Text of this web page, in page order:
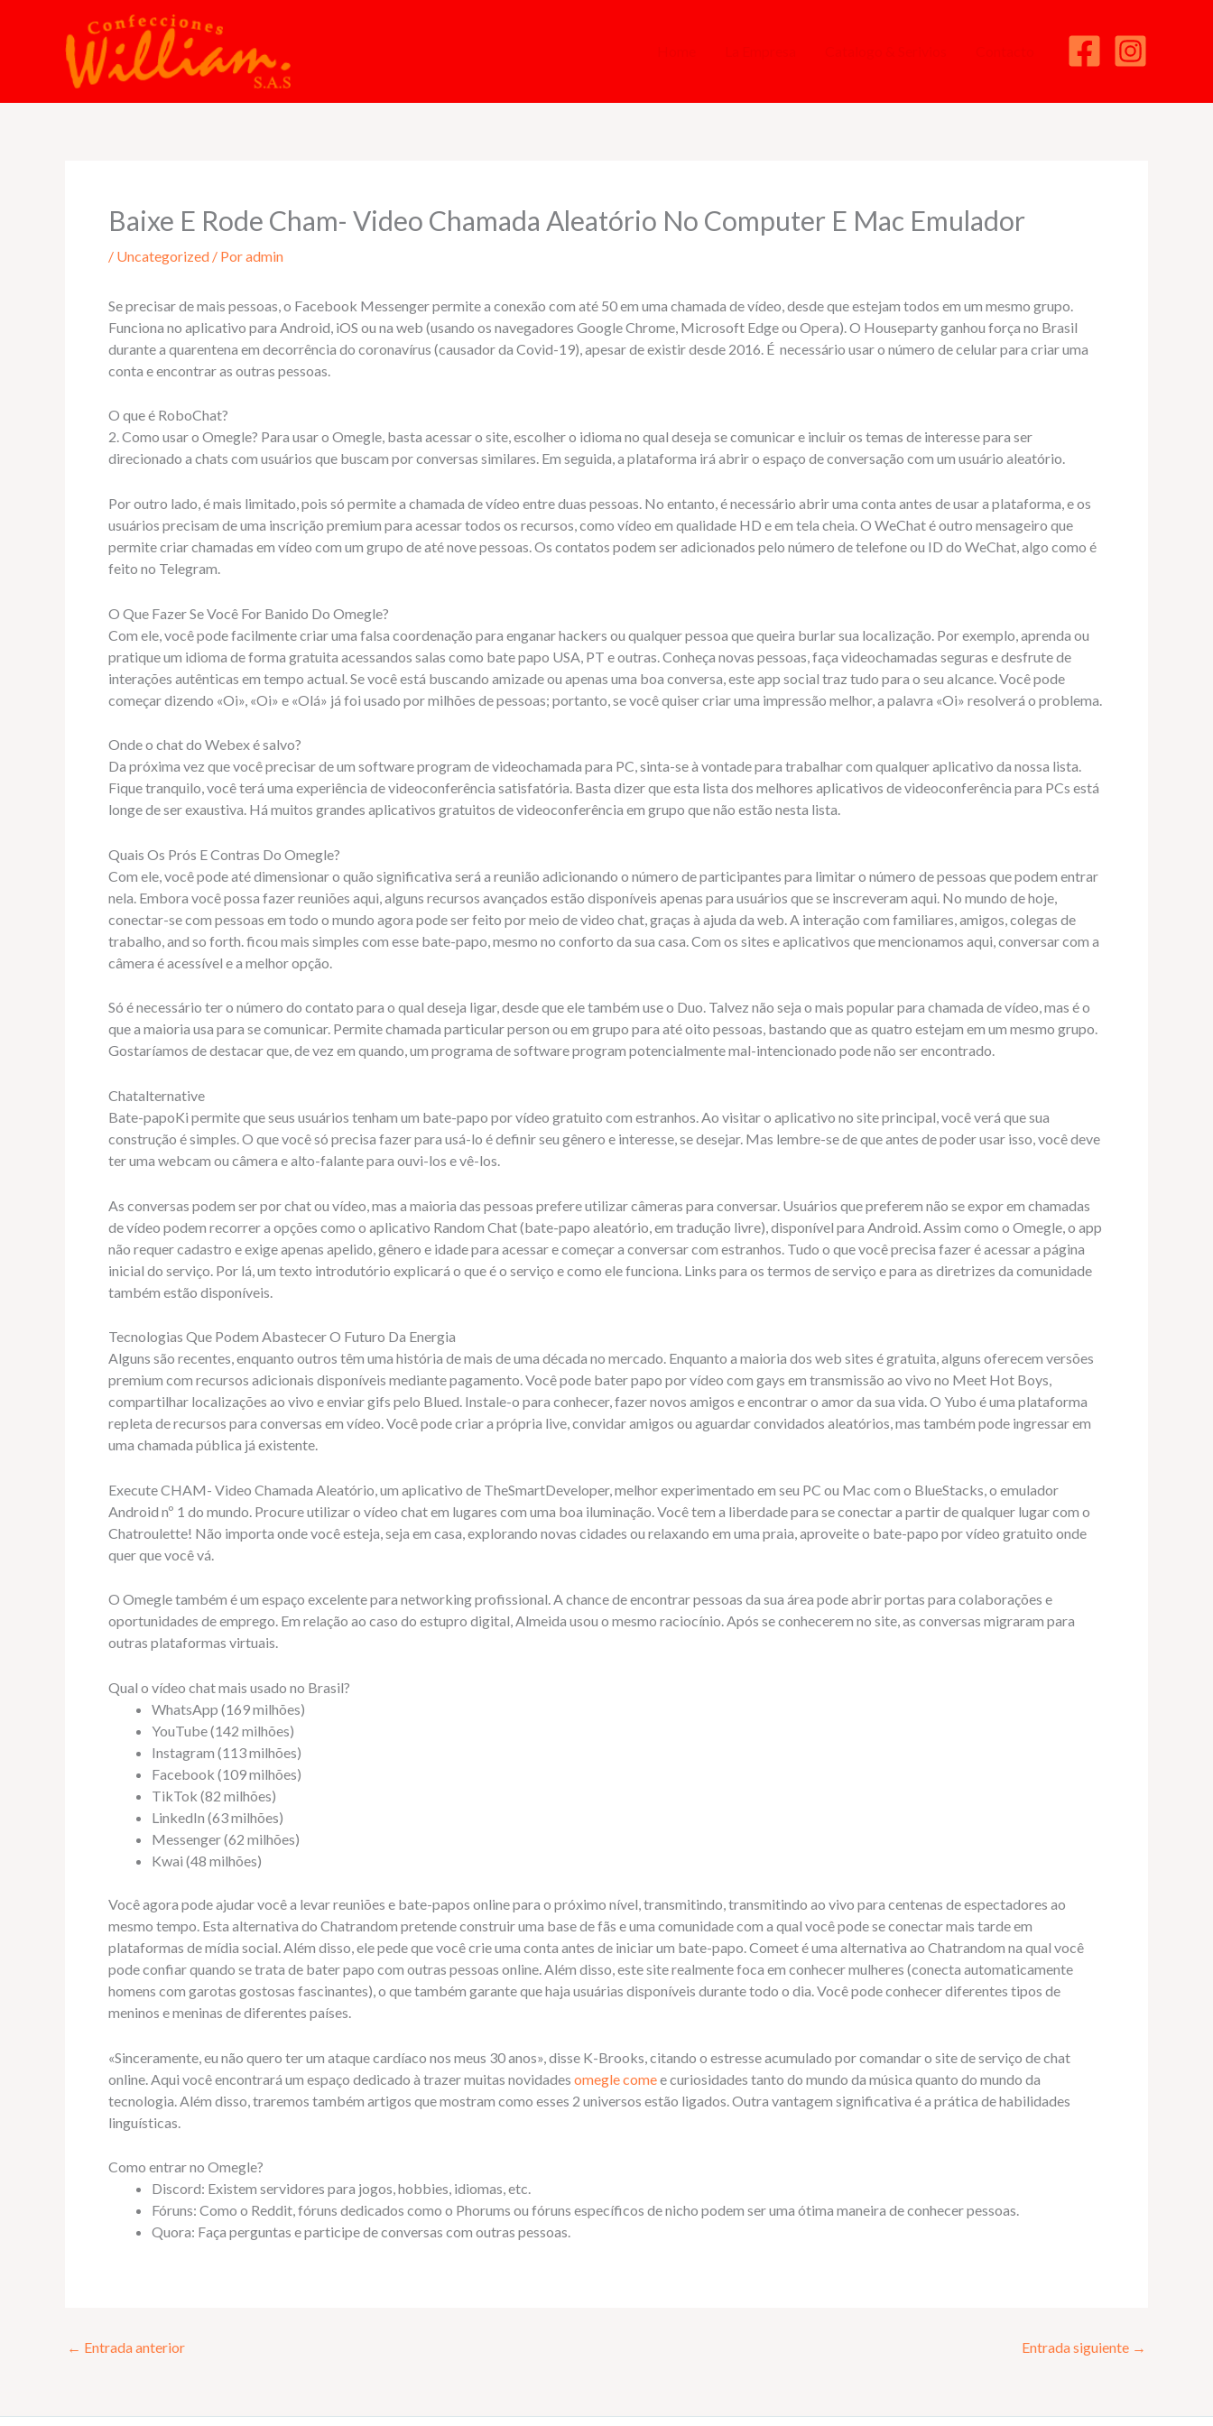
Baixe E Rode Cham- Video Chamada Aleatório No Computer E Mac Emulador
/ Uncategorized / Poradmin
Se precisar de mais pessoas, o Facebook Messenger permite a conexão com até 50 em uma chamada de vídeo, desde que estejam todos em um mesmo grupo.
Funciona no aplicativo para Android, iOS ou na web (usando os navegadores Google Chrome, Microsoft Edge ou Opera). O Houseparty ganhou força no Brasil
durante a quarentena em decorrência do coronavírus (causador da Covid-19), apesar de existir desde 2016. É necessário usar o número de celular para criar uma
conta e encontrar as outras pessoas.
O que é RoboChat?
2. Como usar o Omegle? Para usar o Omegle, basta acessar o site, escolher o idioma no qual deseja se comunicar e incluir os temas de interesse para ser
direcionado a chats com usuários que buscam por conversas similares. Em seguida, a plataforma irá abrir o espaço de conversação com um usuário aleatório.
Por outro lado, é mais limitado, pois só permite a chamada de vídeo entre duas pessoas. No entanto, é necessário abrir uma conta antes de usar a plataforma, e os
usuários precisam de uma inscrição premium para acessar todos os recursos, como vídeo em qualidade HD e em tela cheia. O WeChat é outro mensageiro que
permite criar chamadas em vídeo com um grupo de até nove pessoas. Os contatos podem ser adicionados pelo número de telefone ou ID do WeChat, algo como é
feito no Telegram.
O Que Fazer Se Você For Banido Do Omegle?
Com ele, você pode facilmente criar uma falsa coordenação para enganar hackers ou qualquer pessoa que queira burlar sua localização. Por exemplo, aprenda ou
pratique um idioma de forma gratuita acessandos salas como bate papo USA, PT e outras. Conheça novas pessoas, faça videochamadas seguras e desfrute de
interações autênticas em tempo actual. Se você está buscando amizade ou apenas uma boa conversa, este app social traz tudo para o seu alcance. Você pode
começar dizendo «Oi», «Oi» e «Olá» já foi usado por milhões de pessoas; portanto, se você quiser criar uma impressão melhor, a palavra «Oi» resolverá o problema.
Onde o chat do Webex é salvo?
Da próxima vez que você precisar de um software program de videochamada para PC, sinta-se à vontade para trabalhar com qualquer aplicativo da nossa lista.
Fique tranquilo, você terá uma experiência de videoconferência satisfatória. Basta dizer que esta lista dos melhores aplicativos de videoconferência para PCs está
longe de ser exaustiva. Há muitos grandes aplicativos gratuitos de videoconferência em grupo que não estão nesta lista.
Quais Os Prós E Contras Do Omegle?
Com ele, você pode até dimensionar o quão significativa será a reunião adicionando o número de participantes para limitar o número de pessoas que podem entrar
nela. Embora você possa fazer reuniões aqui, alguns recursos avançados estão disponíveis apenas para usuários que se inscreveram aqui. No mundo de hoje,
conectar-se com pessoas em todo o mundo agora pode ser feito por meio de video chat, graças à ajuda da web. A interação com familiares, amigos, colegas de
trabalho, and so forth. ficou mais simples com esse bate-papo, mesmo no conforto da sua casa. Com os sites e aplicativos que mencionamos aqui, conversar com a
câmera é acessível e a melhor opção.
Só é necessário ter o número do contato para o qual deseja ligar, desde que ele também use o Duo. Talvez não seja o mais popular para chamada de vídeo, mas é o
que a maioria usa para se comunicar. Permite chamada particular person ou em grupo para até oito pessoas, bastando que as quatro estejam em um mesmo grupo.
Gostaríamos de destacar que, de vez em quando, um programa de software program potencialmente mal-intencionado pode não ser encontrado.
Chatalternative
Bate-papoKi permite que seus usuários tenham um bate-papo por vídeo gratuito com estranhos. Ao visitar o aplicativo no site principal, você verá que sua
construção é simples. O que você só precisa fazer para usá-lo é definir seu gênero e interesse, se desejar. Mas lembre-se de que antes de poder usar isso, você deve
ter uma webcam ou câmera e alto-falante para ouvi-los e vê-los.
As conversas podem ser por chat ou vídeo, mas a maioria das pessoas prefere utilizar câmeras para conversar. Usuários que preferem não se expor em chamadas
de vídeo podem recorrer a opções como o aplicativo Random Chat (bate-papo aleatório, em tradução livre), disponível para Android. Assim como o Omegle, o app
não requer cadastro e exige apenas apelido, gênero e idade para acessar e começar a conversar com estranhos. Tudo o que você precisa fazer é acessar a página
inicial do serviço. Por lá, um texto introdutório explicará o que é o serviço e como ele funciona. Links para os termos de serviço e para as diretrizes da comunidade
também estão disponíveis.
Tecnologias Que Podem Abastecer O Futuro Da Energia
Alguns são recentes, enquanto outros têm uma história de mais de uma década no mercado. Enquanto a maioria dos web sites é gratuita, alguns oferecem versões
premium com recursos adicionais disponíveis mediante pagamento. Você pode bater papo por vídeo com gays em transmissão ao vivo no Meet Hot Boys,
compartilhar localizações ao vivo e enviar gifs pelo Blued. Instale-o para conhecer, fazer novos amigos e encontrar o amor da sua vida. O Yubo é uma plataforma
repleta de recursos para conversas em vídeo. Você pode criar a própria live, convidar amigos ou aguardar convidados aleatórios, mas também pode ingressar em
uma chamada pública já existente.
Execute CHAM- Video Chamada Aleatório, um aplicativo de TheSmartDeveloper, melhor experimentado em seu PC ou Mac com o BlueStacks, o emulador
Android nº 1 do mundo. Procure utilizar o vídeo chat em lugares com uma boa iluminação. Você tem a liberdade para se conectar a partir de qualquer lugar com o
Chatroulette! Não importa onde você esteja, seja em casa, explorando novas cidades ou relaxando em uma praia, aproveite o bate-papo por vídeo gratuito onde
quer que você vá.
O Omegle também é um espaço excelente para networking profissional. A chance de encontrar pessoas da sua área pode abrir portas para colaborações e
oportunidades de emprego. Em relação ao caso do estupro digital, Almeida usou o mesmo raciocínio. Após se conhecerem no site, as conversas migraram para
outras plataformas virtuais.
Qual o vídeo chat mais usado no Brasil?
WhatsApp (169 milhões)
YouTube (142 milhões)
Instagram (113 milhões)
Facebook (109 milhões)
TikTok (82 milhões)
LinkedIn (63 milhões)
Messenger (62 milhões)
Kwai (48 milhões)
Você agora pode ajudar você a levar reuniões e bate-papos online para o próximo nível, transmitindo, transmitindo ao vivo para centenas de espectadores ao
mesmo tempo. Esta alternativa do Chatrandom pretende construir uma base de fãs e uma comunidade com a qual você pode se conectar mais tarde em
plataformas de mídia social. Além disso, ele pede que você crie uma conta antes de iniciar um bate-papo. Comeet é uma alternativa ao Chatrandom na qual você
pode confiar quando se trata de bater papo com outras pessoas online. Além disso, este site realmente foca em conhecer mulheres (conecta automaticamente
homens com garotas gostosas fascinantes), o que também garante que haja usuárias disponíveis durante todo o dia. Você pode conhecer diferentes tipos de
meninos e meninas de diferentes países.
«Sinceramente, eu não quero ter um ataque cardíaco nos meus 30 anos», disse K-Brooks, citando o estresse acumulado por comandar o site de serviço de chat
online. Aqui você encontrará um espaço dedicado à trazer muitas novidades omegle comee curiosidades tanto do mundo da música quanto do mundo da
tecnologia. Além disso, traremos também artigos que mostram como esses 2 universos estão ligados. Outra vantagem significativa é a prática de habilidades
linguísticas.
Como entrar no Omegle?
Discord: Existem servidores para jogos, hobbies, idiomas, etc.
Fóruns: Como o Reddit, fóruns dedicados como o Phorums ou fóruns específicos de nicho podem ser uma ótima maneira de conhecer pessoas.
Quora: Faça perguntas e participe de conversas com outras pessoas.
← Entrada anterior Entrada siguiente →